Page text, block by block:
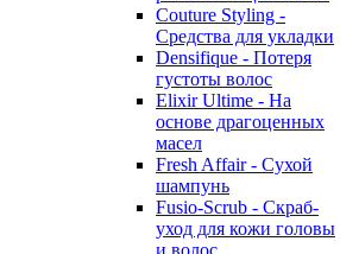
Couture Styling -
Средства для укладки
Densifique - Потеря
густоты волос
Elixir Ultime - На
основе драгоценных
масел
Fresh Affair - Сухой
шампунь
Fusio-Scrub - Скраб-
уход для кожи головы
и волос